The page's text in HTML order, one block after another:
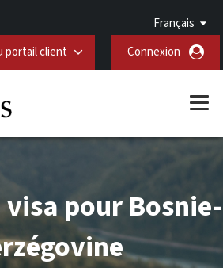
Français
portail client
Connexion
pour Bosnie-